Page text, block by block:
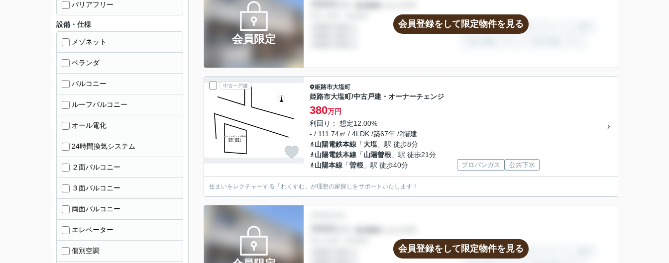
会員限定
会員登録をして限定物件を見る
中古一戸建 姫路市大塩町
姫路市大塩町/中古戸建・オーナーチェンジ
380万円
利回り： 想定12.00%
- / 111.74㎡ / 4LDK /築67年 /2階建
山陽電鉄本線 「大塩 」駅 徒歩8分
山陽電鉄本線 「山陽曽根 」駅 徒歩21分
山陽本線 「曽根 」駅 徒歩40分 プロパンガス 公共下水
住まいをレクチャーする「れくすむ」が理想の家探しをサポートいたします！
会員登録をして限定物件を見る
バリアフリー
設備・仕様
メゾネット
ベランダ
バルコニー
ルーフバルコニー
オール電化
24時間換気システム
２面バルコニー
３面バルコニー
両面バルコニー
エレベーター
個別空調